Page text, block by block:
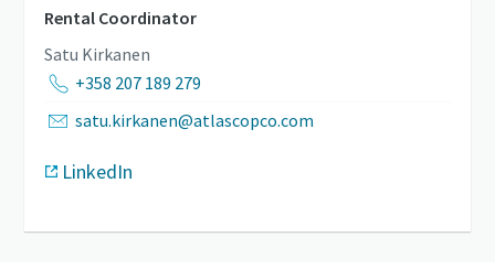
Rental Coordinator
Satu Kirkanen
+358 207 189 279
satu.kirkanen@atlascopco.com
LinkedIn